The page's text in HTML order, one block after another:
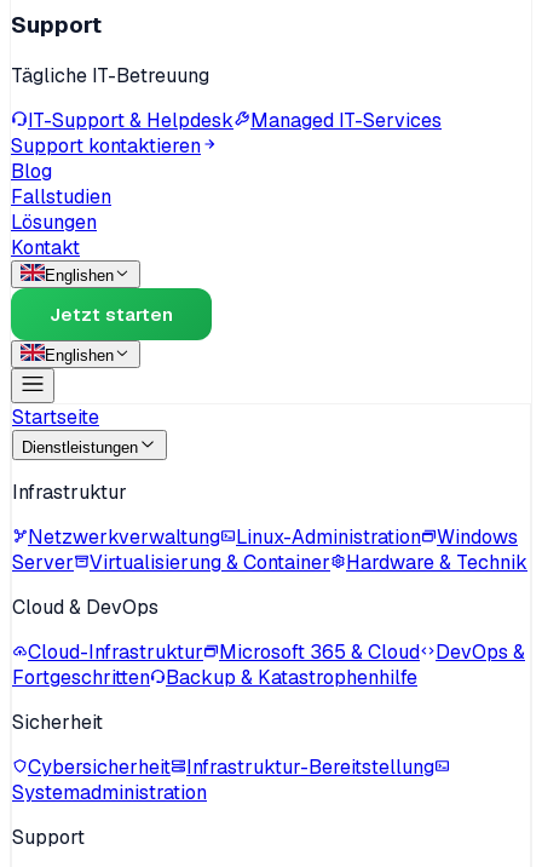
Support
Tägliche IT-Betreuung
IT-Support & Helpdesk
Managed IT-Services
Support kontaktieren
Blog
Fallstudien
Lösungen
Kontakt
Englishen
Jetzt starten
Englishen
Startseite
Dienstleistungen
Infrastruktur
Netzwerkverwaltung
Linux-Administration
Windows
Server
Virtualisierung & Container
Hardware & Technik
Cloud & DevOps
Cloud-Infrastruktur
Microsoft 365 & Cloud
DevOps &
Fortgeschritten
Backup & Katastrophenhilfe
Sicherheit
Cybersicherheit
Infrastruktur-Bereitstellung
Systemadministration
Support